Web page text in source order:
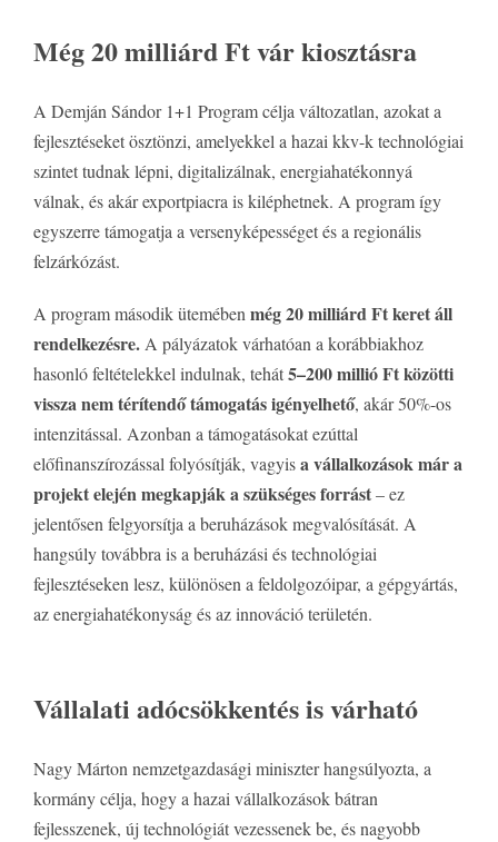
Még 20 milliárd Ft vár kiosztásra
A Demján Sándor 1+1 Program célja változatlan, azokat a
fejlesztéseket ösztönzi, amelyekkel a hazai kkv-k technológiai
szintet tudnak lépni, digitalizálnak, energiahatékonnyá
válnak, és akár exportpiacra is kiléphetnek. A program így
egyszerre támogatja a versenyképességet és a regionális
felzárkózást.
A program második ütemében még 20 milliárd Ft keret áll
rendelkezésre. A pályázatok várhatóan a korábbiakhoz
hasonló feltételekkel indulnak, tehát5–200 millió Ft közötti
vissza nem térítendő támogatás igényelhető, akár 50%-os
intenzitással. Azonban a támogatásokat ezúttal
előfinanszírozással folyósítják, vagyisa vállalkozások már a
projekt elején megkapják a szükséges forrást– ez
jelentősen felgyorsítja a beruházások megvalósítását. A
hangsúly továbbra is a beruházási és technológiai
fejlesztéseken lesz, különösen a feldolgozóipar, a gépgyártás,
az energiahatékonyság és az innováció területén.
Vállalati adócsökkentés is várható
Nagy Márton nemzetgazdasági miniszter hangsúlyozta, a
kormány célja, hogy a hazai vállalkozások bátran
fejlesszenek, új technológiát vezessenek be, és nagyobb